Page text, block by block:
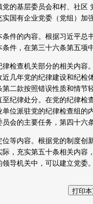
的基层委员会和村、社
国有企业党委（党组）
的内容。根据习近平总
件，在第三十六条第五项
查机关部分的相关内容
几年党的纪律建设和纪
二款按照错误性质和情
纪律处分。在党的纪律
位派驻党的纪律检查组
会的主要任务，第四十六
内容。根据党的制度创
，充实第五十条相关内
导机关中，可以建立党委